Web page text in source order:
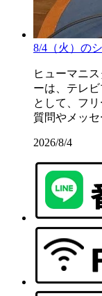
8/4（火）の
ヒューマニ
ーは、テレ
として、フ
質問やメッ
2026/8/4